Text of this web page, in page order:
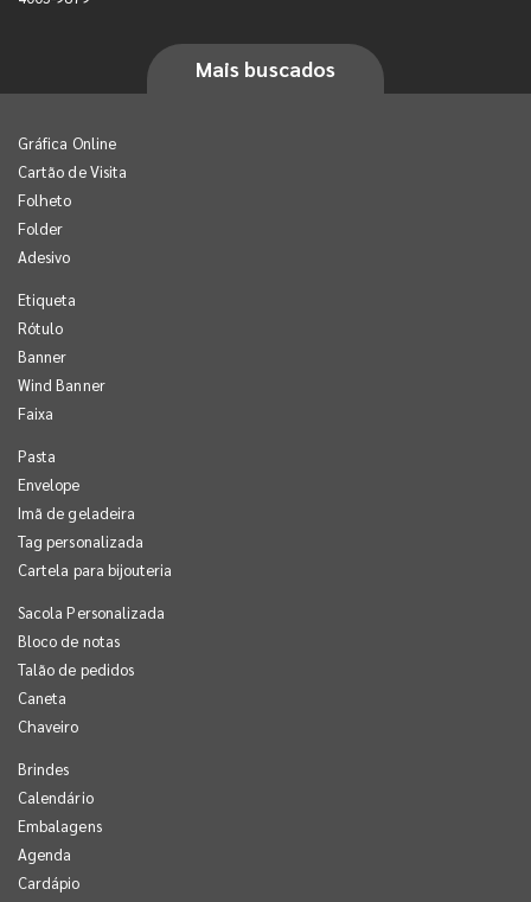
Mais buscados
Gráfica Online
Cartão de Visita
Folheto
Folder
Adesivo
Etiqueta
Rótulo
Banner
Wind Banner
Faixa
Pasta
Envelope
Imã de geladeira
Tag personalizada
Cartela para bijouteria
Sacola Personalizada
Bloco de notas
Talão de pedidos
Caneta
Chaveiro
Brindes
Calendário
Embalagens
Agenda
Cardápio